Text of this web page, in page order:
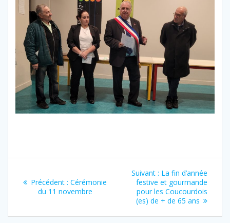
de
l’article
Précédent : Article
précédent
Cérémonie
du 11 novembre
Suivant : Article
suivant
:
La fin d’année
festive et gourmande
pour les Coucourdois
(es) de + de 65 ans